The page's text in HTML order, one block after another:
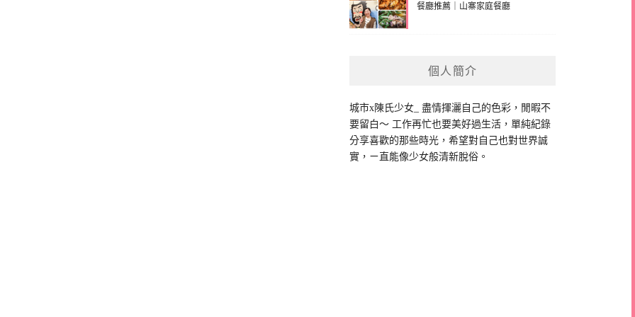
餐廳推薦｜山寨家庭餐廳
個人簡介
城市x陳氏少女_ 盡情揮灑自己的色彩，閒暇不
要留白～ 工作再忙也要美好過生活，單純紀錄
分享喜歡的那些時光，希望對自己也對世界誠
實，ㄧ直能像少女般清新脫俗。